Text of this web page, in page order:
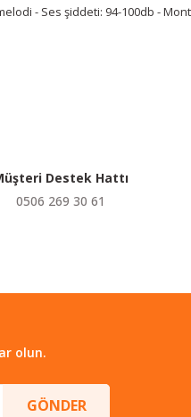
- Ses şiddeti: 94-100db -
Destek Hattı
0506 269 30 61
olun.
GÖNDER